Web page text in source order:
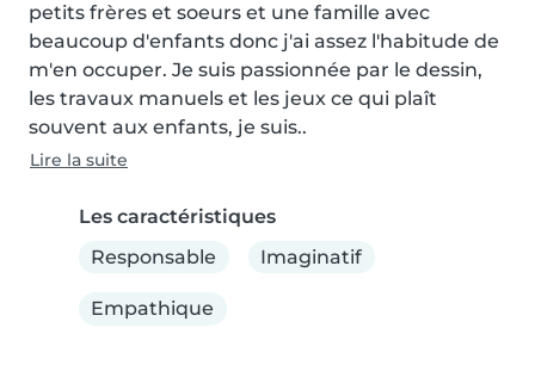
petits frères et soeurs et une famille avec
beaucoup d'enfants donc j'ai assez l'habitude de
m'en occuper. Je suis passionnée par le dessin,
les travaux manuels et les jeux ce qui plaît
souvent aux enfants, je suis..
Lire la suite
Les caractéristiques
Responsable
Imaginatif
Empathique